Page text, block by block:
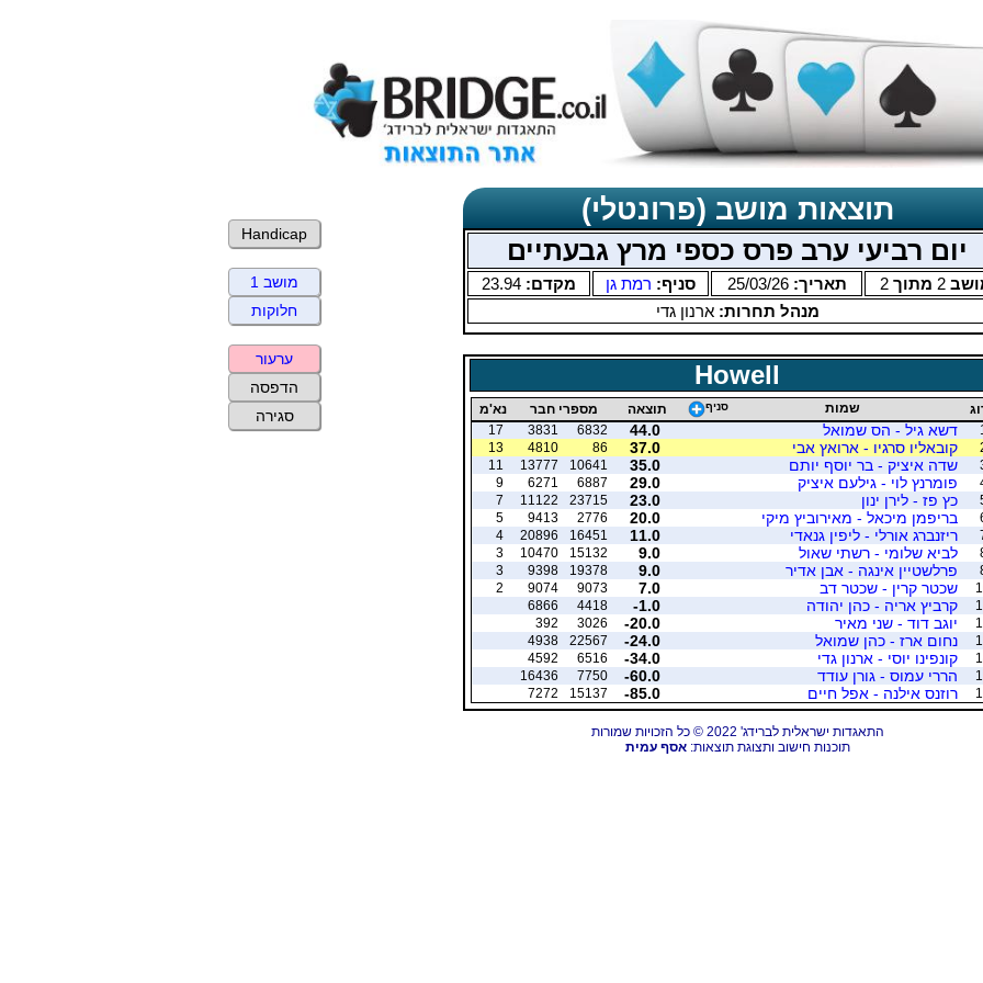
תוצאות מושב (פרונטלי)
יום רביעי ערב פרס כספי מרץ גבעתיים
2 מתוך 2 תאריך:25/03/26 סניף: רמת גן מקדם: 23.94
מנהל תחרות:ארנון גדי
Howell
שמות סניף תוצאה מספרי חבר
נא'מ
1
דשא גיל - הס שמואל 44.0
6832
3831
17
קובאליו סרגיו - ארואץ אבי 37.0
86
4810
13
שדה איציק - בר יוסף יותם 35.0
10641
13777
11
פומרנץ לוי - גילעם איציק 29.0
6887
6271
9
כץ פז - לירן ינון 23.0
23715
11122
7
בריפמן מיכאל - מאירוביץ מיקי 20.0
2776
9413
5
ריזנברג אורלי - ליפין גנאדי 11.0
16451
20896
4
לביא שלומי - רשתי שאול 9.0
15132
10470
3
פרלשטיין אינגה - אבן אדיר 9.0
19378
9398
3
שכטר קרין - שכטר דב 7.0
9073
9074
2
קרביץ אריה - כהן יהודה -1.0
4418
6866
יוגב דוד - שני מאיר -20.0
3026
392
נחום ארז - כהן שמואל -24.0
22567
4938
קונפינו יוסי - ארנון גדי -34.0
6516
4592
הררי עמוס - גורן עודד -60.0
7750
16436
רוזנס אילנה - אפל חיים -85.0
15137
7272
התאגדות ישראלית לברידג' 2022 © כל הזכויות שמורות
תוכנות חישוב ותצוגת תוצאות:אסף עמית
Handicap
מושב 1
חלוקות
ערעור
הדפסה
סגירה